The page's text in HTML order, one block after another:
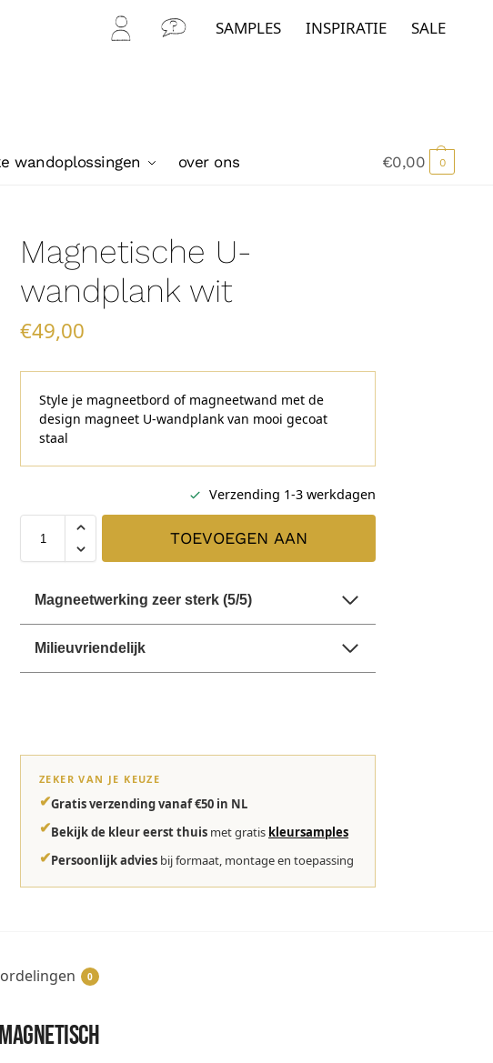
Mijn
Con
SAMPLES INSPIRATIE SALE
wandoplossingen over ons €0,00 0
Magnetische U-
wandplank wit
€49,00
Style je magneetbord of magneetwand met de
design magneet U-wandplank van mooi gecoat
staal
Verzending 1-3 werkdagen
TOEVOEGEN AAN
Magneetwerking zeer sterk (5/5)
Milieuvriendelijk
ZEKER VAN JE KEUZE
✔Gratis verzending vanaf €50 in NL
✔Bekijk de kleur eerst thuis met gratis kleursamples
✔Persoonlijk advies bij formaat, montage en toepassing
0